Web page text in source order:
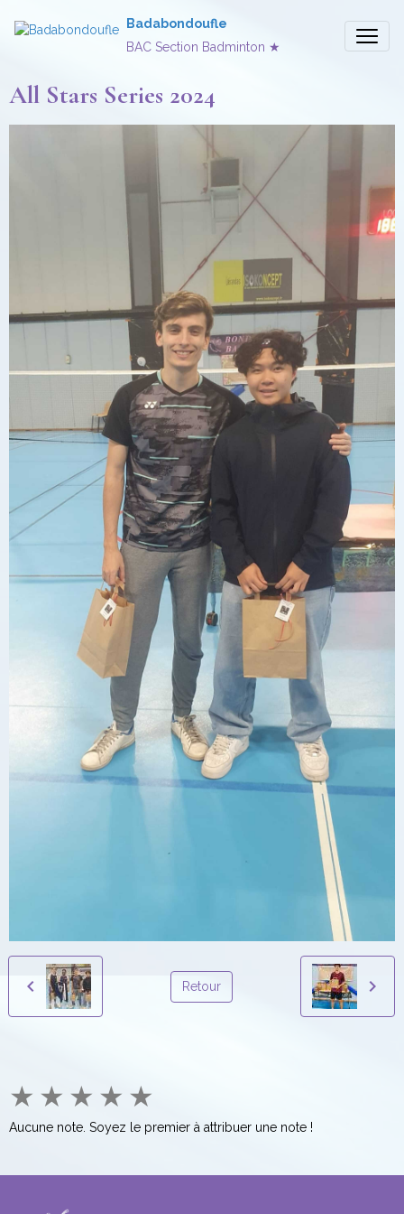
Badabondoufle
BAC Section Badminton ★
All Stars Series 2024
Retour
★ ★ ★ ★ ★
Aucune note. Soyez le premier à attribuer une note !